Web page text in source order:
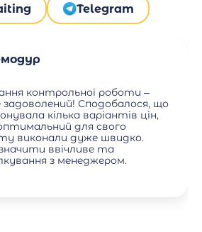
Telegram
контрольної роботи –
Сподобалося, що
кілька варіантів цін,
для свого
виконали дуже швидко.
ввічливе та
з менеджером.